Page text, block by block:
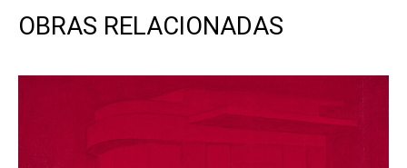
OBRAS RELACIONADAS